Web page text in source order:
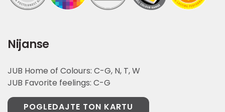
Nijanse
JUB Home of Colours: C-G, N, T, W
JUB Favorite feelings: C-G
POGLEDAJTE TON KARTU